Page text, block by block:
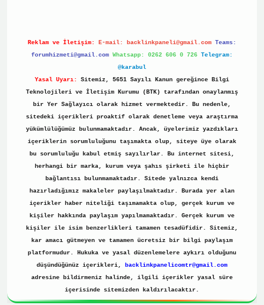
Reklam ve İletişim: E-mail: backlinkpaneli@gmail.com Teams:
forumhizmeti@gmail.com Whatsapp: 0262 606 0 726 Telegram:
@karabul
Yasal Uyarı:
Sitemiz, 5651 Sayılı Kanun gereğince Bilgi
Teknolojileri ve İletişim Kurumu (BTK) tarafından onaylanmış
bir Yer Sağlayıcı olarak hizmet vermektedir. Bu nedenle,
sitedeki içerikleri proaktif olarak denetleme veya araştırma
yükümlülüğümüz bulunmamaktadır. Ancak, üyelerimiz yazdıkları
içeriklerin sorumluluğunu taşımakta olup, siteye üye olarak
bu sorumluluğu kabul etmiş sayılırlar. Bu internet sitesi,
herhangi bir marka, kurum veya şahıs şirketi ile hiçbir
bağlantısı bulunmamaktadır. Sitede yalnızca kendi
hazırladığımız makaleler paylaşılmaktadır. Burada yer alan
içerikler haber niteliği taşımamakta olup, gerçek kurum ve
kişiler hakkında paylaşım yapılmamaktadır. Gerçek kurum ve
kişiler ile isim benzerlikleri tamamen tesadüfidir. Sitemiz,
kar amacı gütmeyen ve tamamen ücretsiz bir bilgi paylaşım
platformudur. Hukuka ve yasal düzenlemelere aykırı olduğunu
düşündüğünüz içerikleri,
backlinkpanelicomtr@gmail.com
adresine bildirmeniz halinde, ilgili içerikler yasal süre
içerisinde sitemizden kaldırılacaktır.